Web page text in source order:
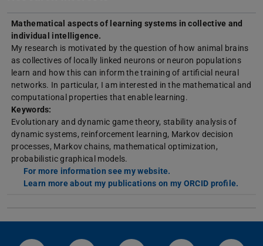
Mathematical aspects of learning systems in collective and
individual intelligence.
My research is motivated by the question of how animal brains
as collectives of locally linked neurons or neuron populations
learn and how this can inform the training of artificial neural
networks. In particular, I am interested in the mathematical and
computational properties that enable learning.
Keywords:
Evolutionary and dynamic game theory, stability analysis of
dynamic systems, reinforcement learning, Markov decision
processes, Markov chains, mathematical optimization,
probabilistic graphical models.
For more information see my website.
Learn more about my publications on my ORCID profile.